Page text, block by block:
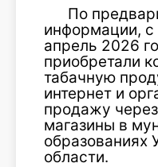
По
информации, с
апрель 2026
приобретали
табачную
интернет и
продажу
магазины в
образованиях
области.